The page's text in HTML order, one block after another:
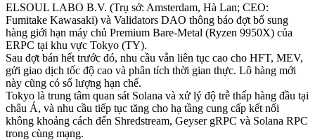
ELSOUL LABO B.V. (Trụ sở: Amsterdam, Hà Lan; CEO:
Fumitake Kawasaki) và Validators DAO thông báo đợt bổ sung
hàng giới hạn máy chủ Premium Bare-Metal (Ryzen 9950X) của
ERPC tại khu vực Tokyo (TY).
Sau đợt bán hết trước đó, nhu cầu vẫn liên tục cao cho HFT, MEV,
gửi giao dịch tốc độ cao và phân tích thời gian thực. Lô hàng mới
này cũng có số lượng hạn chế.
Tokyo là trung tâm quan sát Solana và xử lý độ trễ thấp hàng đầu tại
châu Á, và nhu cầu tiếp tục tăng cho hạ tầng cung cấp kết nối
không khoảng cách đến Shredstream, Geyser gRPC và Solana RPC
trong cùng mạng.